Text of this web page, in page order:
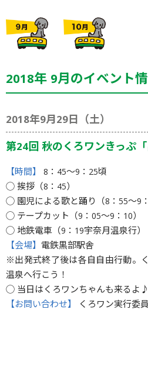
2018年 9月のイベント
2018年9月29日（土）
第24回 秋のくろワンきっぷ「
【時間】 8：45〜9：25頃
◯ 挨拶（8：45）
◯ 園児による歌と踊り（8：55〜9：
◯ テープカット（9：05〜9：10）
◯ 地鉄電車（9：19宇奈月温泉行）
【会場】 電鉄黒部駅舎
※出発式終了後は各自自由行動。
温泉へ行こう！
◯ 当日はくろワンちゃんも来るよ♪
【お問い合わせ】
くろワン実行委